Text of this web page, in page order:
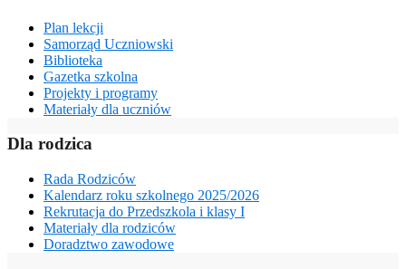
Plan lekcji
Samorząd Uczniowski
Biblioteka
Gazetka szkolna
Projekty i programy
Materiały dla uczniów
Dla rodzica
Rada Rodziców
Kalendarz roku szkolnego 2025/2026
Rekrutacja do Przedszkola i klasy I
Materiały dla rodziców
Doradztwo zawodowe